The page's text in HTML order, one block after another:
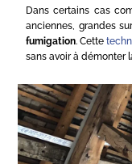
Dans certains cas
anciennes, grandes
fumigation. Cette
sans avoir à démonter